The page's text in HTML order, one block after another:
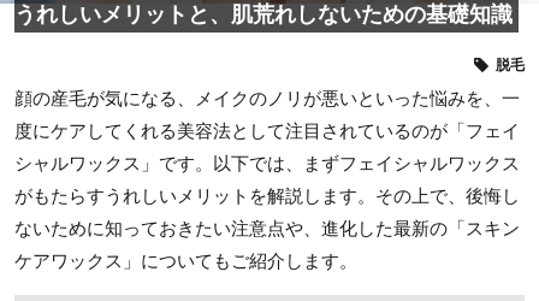
うれしいメリットと、肌荒れしないための基礎知識
脱毛
顔の産毛が気になる、メイクのノリが悪いといった悩みを、一
度にケアしてくれる美容法として注目されているのが「フェイ
シャルワックス」です。以下では、まずフェイシャルワックス
がもたらすうれしいメリットを解説します。その上で、後悔し
ないために知っておきたい注意点や、進化した最新の「スキン
ケアワックス」についてもご紹介します。